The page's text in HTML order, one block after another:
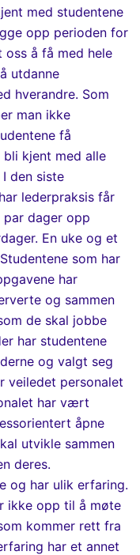
med studentene
opp perioden for
oss å få med hele
utdanne
hverandre. Som
man ikke
få
kjent med alle
den siste
lederpraksis får
dager opp
En uke og et
Studentene som har
har
og sammen
de skal jobbe
har studentene
og valgt seg
veiledet personalet
har vært
åpne
utvikle sammen
deres.
og har ulik erfaring.
ikke opp til å møte
kommer rett fra
har et annet